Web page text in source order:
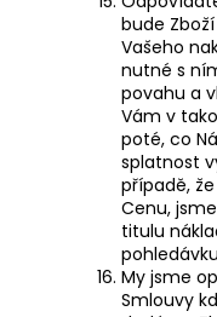
bude
Vašeho
nutné s
povahu a
Vám v
poté, co
splatnost
případě,
Cenu,
titulu
My jsme
Smlouvy